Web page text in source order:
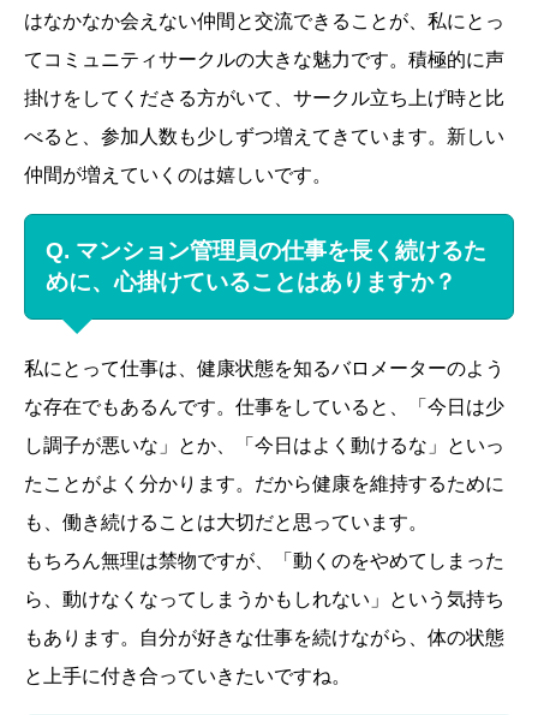
はなかなか会えない仲間と交流できることが、私にとっ
てコミュニティサークルの大きな魅力です。積極的に声
掛けをしてくださる方がいて、サークル立ち上げ時と比
べると、参加人数も少しずつ増えてきています。新しい
仲間が増えていくのは嬉しいです。
Q. マンション管理員の仕事を長く続けるた
めに、心掛けていることはありますか？
私にとって仕事は、健康状態を知るバロメーターのよう
な存在でもあるんです。仕事をしていると、「今日は少
し調子が悪いな」とか、「今日はよく動けるな」といっ
たことがよく分かります。だから健康を維持するために
も、働き続けることは大切だと思っています。
もちろん無理は禁物ですが、「動くのをやめてしまった
ら、動けなくなってしまうかもしれない」という気持ち
もあります。自分が好きな仕事を続けながら、体の状態
と上手に付き合っていきたいですね。